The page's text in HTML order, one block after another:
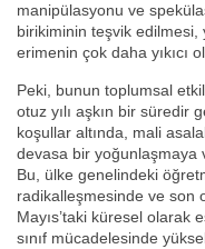
manipülasyonu ve
birikiminin teşvik edilmesi,
erimenin çok daha yıkıcı
Peki, bunun toplumsal
otuz yılı aşkın bir süredir
koşullar altında, mali
devasa bir yoğunlaşmaya
Bu, ülke genelindeki
radikalleşmesinde ve son
Mayıs’taki küresel olarak
sınıf mücadelesinde